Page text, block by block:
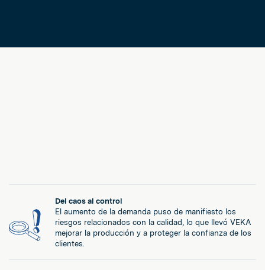
Del caos al control
El aumento de la demanda puso de manifiesto los
riesgos relacionados con la calidad, lo que llevó VEKA
mejorar la producción y a proteger la confianza de los
clientes.